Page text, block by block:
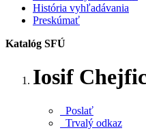
História vyhľadávania
Preskúmať
Katalóg SFÚ
Iosif
Poslať
Trvalý odkaz